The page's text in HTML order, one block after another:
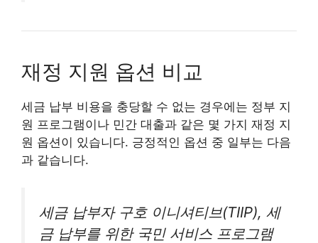
재정 지원 옵션 비교
세금 납부 비용을 충당할 수 없는 경우에는 정부 지
원 프로그램이나 민간 대출과 같은 몇 가지 재정 지
원 옵션이 있습니다. 긍정적인 옵션 중 일부는 다음
과 같습니다.
세금 납부자 구호 이니셔티브(TIIP), 세
금 납부를 위한 국민 서비스 프로그램